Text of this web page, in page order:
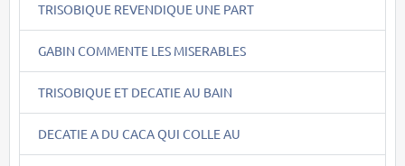
TRISOBIQUE REVENDIQUE UNE PART
GABIN COMMENTE LES MISERABLES
TRISOBIQUE ET DECATIE AU BAIN
DECATIE A DU CACA QUI COLLE AU